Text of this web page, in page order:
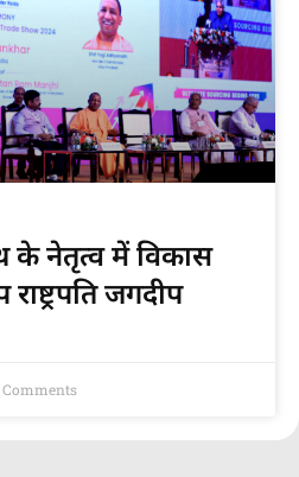
के नेतृत्व में विकास
जगदीप
Comments